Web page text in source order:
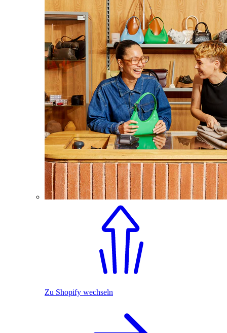
Zu Shopify wechseln